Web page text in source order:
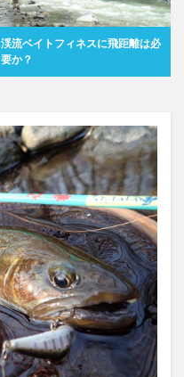
渓流ベイトフィネスに飛距離は必
要か？